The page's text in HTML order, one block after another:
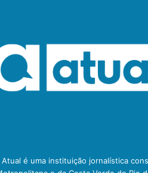
Atual é uma instituição jornalística